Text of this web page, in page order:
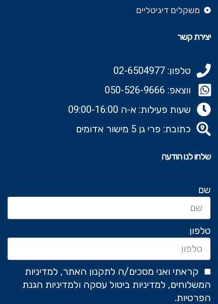
משקלים דיגיטליים
יצירת קשר
טלפון: 02-6504977
ווצאפ: 050-526-9666‬
שעות פעילות: א-ה 09:00-16:00
כתובת: פרי גן 5 מישור אדומים
שלחו לנו הודעה
שם
טלפון
קראתי ואני מסכים/ה לתקנון האתר, למדיניות
המשלוחים, למדיניות ביטול עסקה ולמדיניות הגנת
הפרטיות.